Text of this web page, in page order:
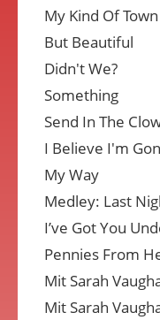
My Kind Of Town
But Beautiful
Didn't We?
Something
Send In The
I Believe I'm
My Way
Medley: Last
I’ve Got You
Pennies From
Mit Sarah
Mit Sarah